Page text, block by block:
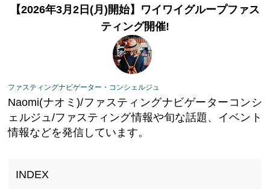
【2026年3月2日(月)開始】ワイワイグループファス
ティング開催!
ファスティングナビゲーター・コンシェルジュ
Naomi(ナオミ)/ファスティングナビゲーターコンシ
ェルジュ/ファスティング情報や旬な話題、イベント
情報などを発信しています。